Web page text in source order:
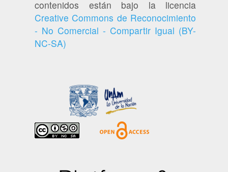
contenidos están bajo la licencia
Creative Commons de Reconocimiento
- No Comercial - Compartir Igual (BY-
NC-SA)